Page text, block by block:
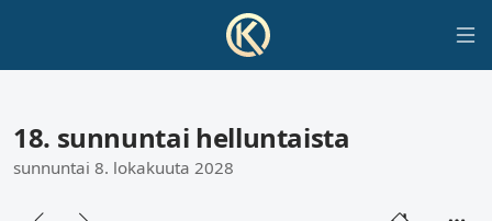
18. sunnuntai helluntaista
sunnuntai 8. lokakuuta 2028